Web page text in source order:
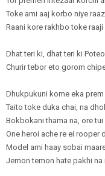
Toke ami aaj korbo niye raaz
Raani kore rakhbo toke raaji
Dhat teri ki, dhat teri ki
Churir tebor eto gorom
Dhukpukuni kome eka prem
Taito toke duka chai, na
Bokbokani thama na, ore tui
One heroi ache re ei rooper
Model ami haay sobai
Jemon temon hate pakhi na